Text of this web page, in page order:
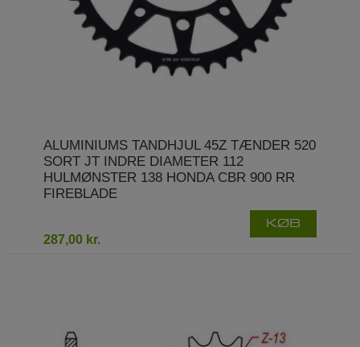
ALUMINIUMS TANDHJUL 45Z TÆNDER 520
SORT JT INDRE DIAMETER 112
HULMØNSTER 138 HONDA CBR 900 RR
FIREBLADE
287,00 kr.
KØB